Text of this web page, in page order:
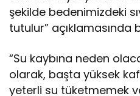
şekilde bedenimizdeki
tutulur” açıklamasında
“Su kaybına neden
olarak, başta yüksek
yeterli su tüketmemek